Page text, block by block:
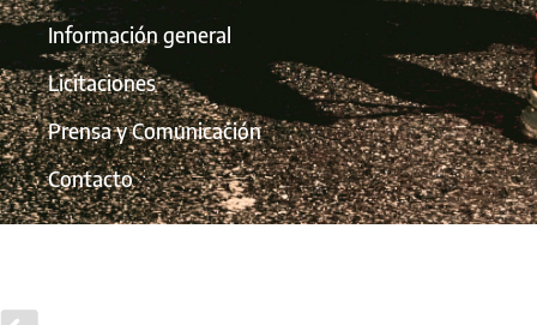
Información general
Licitaciones
Prensa y Comunicación
Contacto